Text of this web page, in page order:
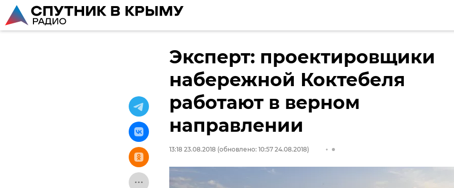
Эксперт: проектировщики
набережной Коктебеля
работают в верном
направлении
13:18 23.08.2018 (обновлено: 10:57 24.08.2018)